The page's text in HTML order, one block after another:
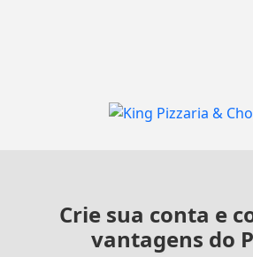
Crie sua conta e
vantagens do